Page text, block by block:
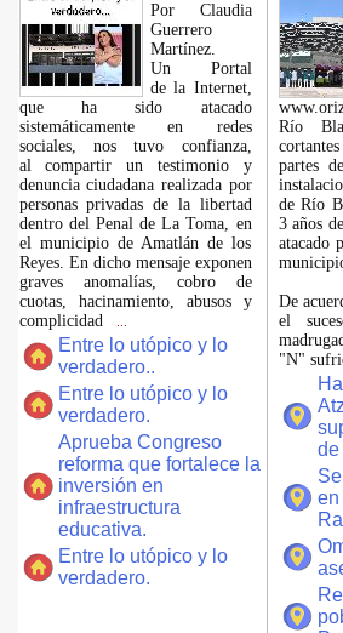
Por Claudia
Guerrero
Martínez.
​Un Portal
de la Internet,
que ha sido atacado
sistemáticamente en redes
sociales, nos tuvo confianza,
al compartir un testimonio y
denuncia ciudadana realizada por
personas privadas de la libertad
dentro del Penal de La Toma, en
el municipio de Amatlán de los
Reyes. En dicho mensaje exponen
graves anomalías, cobro de
cuotas, hacinamiento, abusos y
complicidad
Entre lo utópico y lo
verdadero..
Entre lo utópico y lo
verdadero.
Aprueba Congreso
reforma que fortalece la
inversión en
infraestructura
educativa.
Entre lo utópico y lo
verdadero.
Río
partes
de Río
3 años
atacado
De
el
"N"
de
en